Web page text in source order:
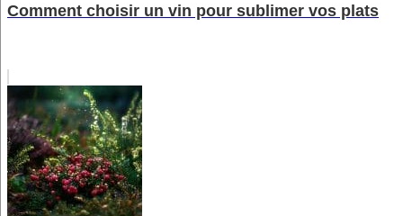
Comment choisir un vin pour sublimer vos plats